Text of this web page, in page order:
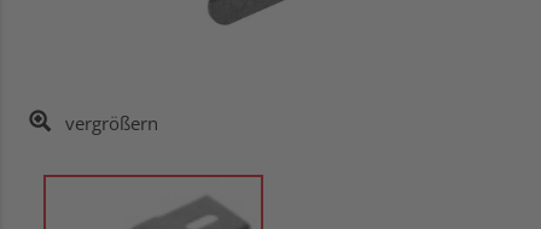
vergrößern